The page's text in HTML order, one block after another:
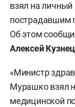
взял на
пострадавшим
Об этом
Алексей
«Министр
Мурашко взял
медицинской